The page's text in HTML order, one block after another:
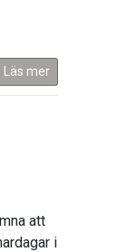
Läs mer
att
i